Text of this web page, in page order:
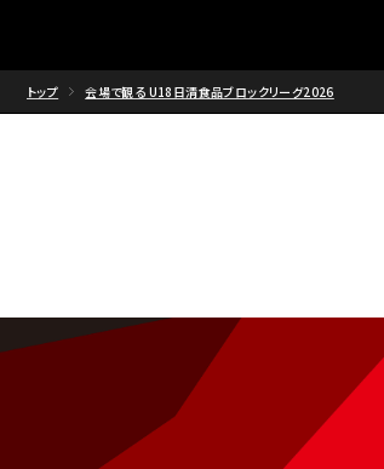
トップ 会場で観る U18日清食品ブロックリーグ2026